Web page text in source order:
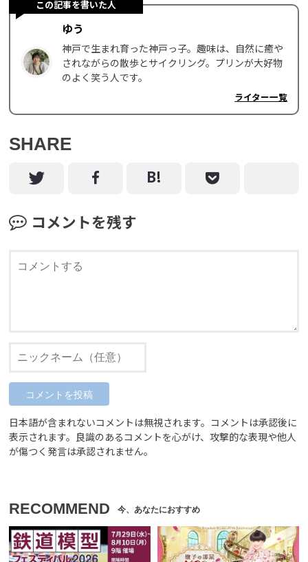
この記事を書いた人
ゆう
神戸で生まれ育った神戸っ子。趣味は、自然に癒や
されながらの散歩とサイクリング。プリンが大好物
のよく笑う人です。
ライター一覧
SHARE
コメントを残す
日本語が含まれないコメントは無視されます。コメントは承認後に
表示されます。良識のあるコメントを心がけ、攻撃的な表現や他人
が傷つく発言は承認されません。
RECOMMEND